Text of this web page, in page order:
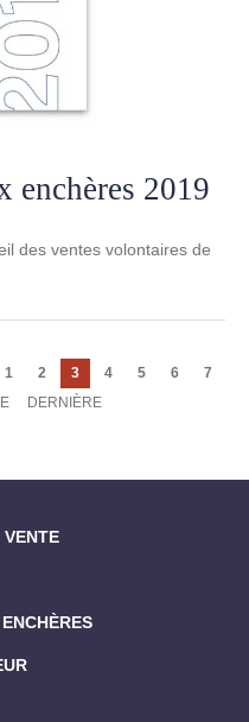
enchères 2019
des ventes volontaires de
Page
1 Page
2
Page
courante
3 Page
4 Page
5 Page
6 Page
7
DERNIÈRE
DERNIÈRE
VENTE